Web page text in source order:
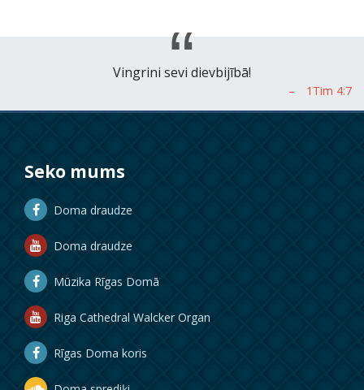
Vingrini sevi dievbijībā!
Seko mums
Doma draudze
Doma draudze
Mūzika Rīgas Domā
Riga Cathedral Walcker Organ
Rīgas Doma koris